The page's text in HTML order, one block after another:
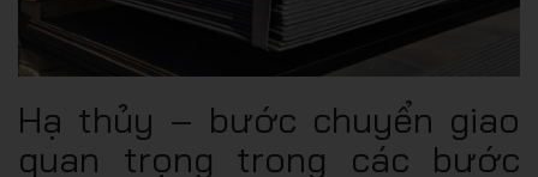
Hạ thủy – bước chuyển giao
quan trọng trong các bước